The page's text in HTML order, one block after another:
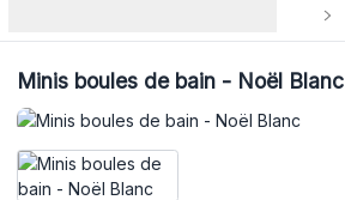
Minis boules de bain - Noël Blanc